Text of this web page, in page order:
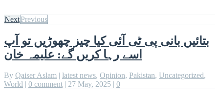
NextPrevious
بتائیں بانی پی ٹی آئی کیا چیز چھوڑیں تو آپ
اسے رہا کریں گے: علیمہ خان
By Qaiser Aslam | latest news, Opinion, Pakistan, Uncategorized,
World | 0 comment | 27 May, 2025 | 0